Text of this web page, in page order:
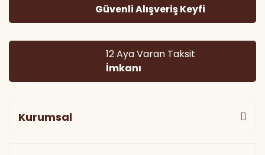
Gönder
Güvenli Alışveriş Keyfi
12 Aya Varan Taksit
İmkanı
Kurumsal